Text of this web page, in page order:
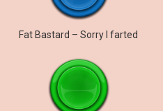
Fat Bastard – Sorry I farted